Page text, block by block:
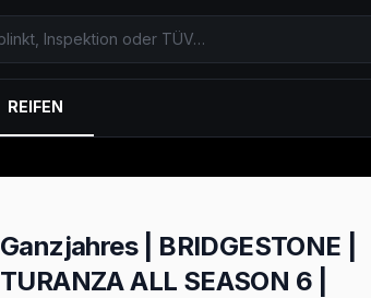
REIFEN
Ganzjahres | BRIDGESTONE |
TURANZA ALL SEASON 6 |